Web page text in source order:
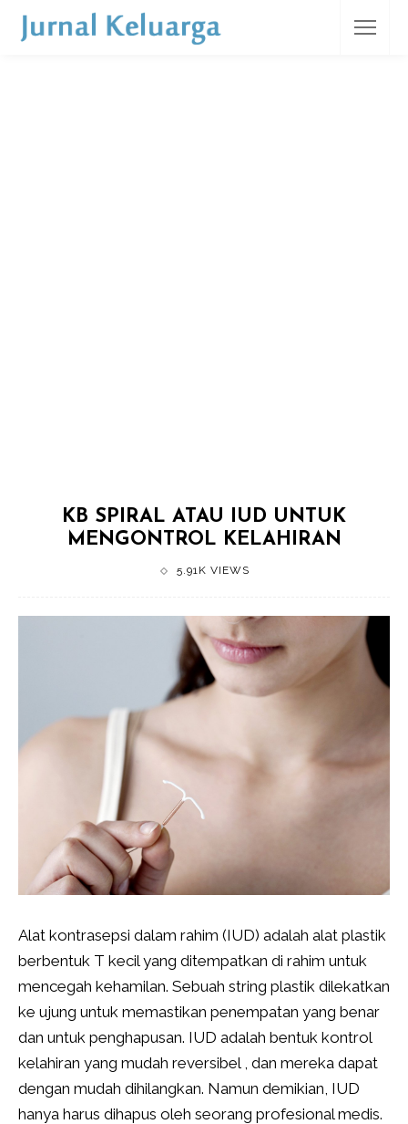
KB SPIRAL ATAU IUD UNTUK
MENGONTROL KELAHIRAN
5.91K VIEWS
Alat kontrasepsi dalam rahim (IUD) adalah alat plastik
berbentuk T kecil yang ditempatkan di rahim untuk
mencegah kehamilan. Sebuah string plastik dilekatkan
ke ujung untuk memastikan penempatan yang benar
dan untuk penghapusan. IUD adalah bentuk kontrol
kelahiran yang mudah reversibel , dan mereka dapat
dengan mudah dihilangkan. Namun demikian, IUD
hanya harus dihapus oleh seorang profesional medis.